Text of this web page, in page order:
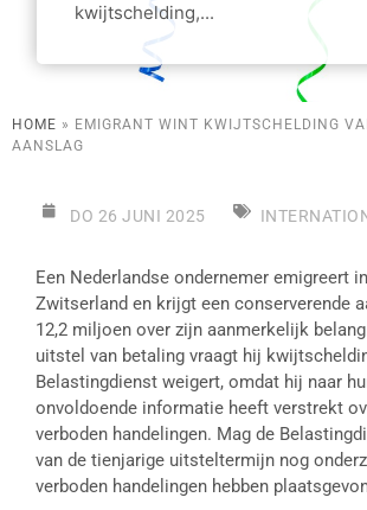
kwijtschelding,...
HOME » EMIGRANT WINT KWIJTSCHELDING
AANSLAG
DO 26 JUNI 2025
Een Nederlandse ondernemer emigreert
Zwitserland en krijgt een conserverende
12,2 miljoen over zijn aanmerkelijk
uitstel van betaling vraagt hij
Belastingdienst weigert, omdat hij naar
onvoldoende informatie heeft verstrekt
verboden handelingen. Mag de
van de tienjarige uitsteltermijn nog
verboden handelingen hebben